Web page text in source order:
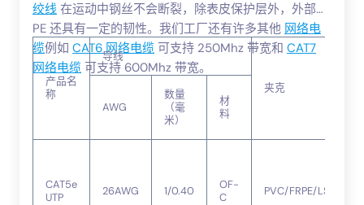
绞线 在运动中钢丝不会断裂，除表皮保护层外，外部
PE 还具有一定的韧性。我们工厂还有许多其他 网络电
缆例如 CAT6 网络电缆 可支持 250Mhz 带宽和 CAT7
网络电缆 可支持 600Mhz 带宽。
产品名
称
导线
夹克
AWG
数量
（毫
米）
材
料
CAT5e
UTP
26AWG 1/0.40
OF-
C
PVC/FRPE/LSZH